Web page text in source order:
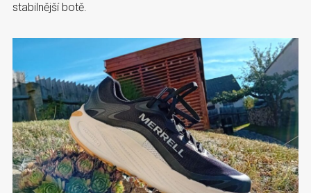
stabilnější botě.